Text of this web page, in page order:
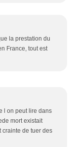
la prestation du
France, tout est
l on peut lire dans
mort existait
crainte de tuer des